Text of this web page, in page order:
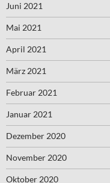
Juni 2021
Mai 2021
April 2021
März 2021
Februar 2021
Januar 2021
Dezember 2020
November 2020
Oktober 2020